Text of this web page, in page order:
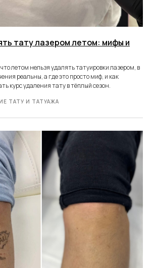
тату лазером летом: мифы и
летом нельзя удалять татуировки лазером, в
реальны, а где это просто миф, и как
курс удаления тату в тёплый сезон.
ТАТУ И ТАТУАЖА